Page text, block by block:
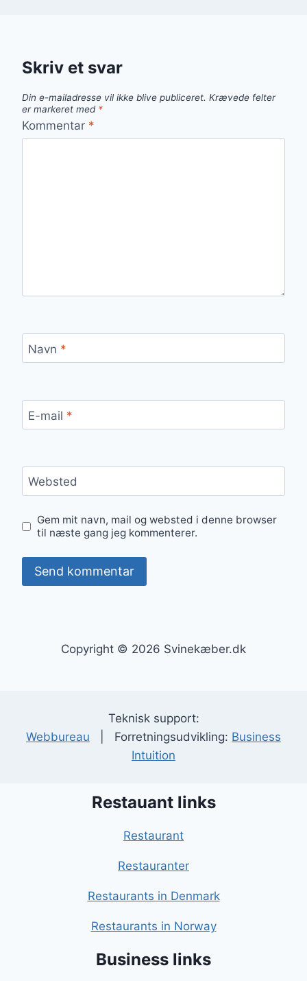
Skriv et svar
Din e-mailadresse vil ikke blive publiceret. Krævede felter
er markeret med *
Kommentar *
Navn *
E-mail *
Websted
Gem mit navn, mail og websted i denne browser
til næste gang jeg kommenterer.
Copyright © 2026 Svinekæber.dk
Teknisk support:
Webbureau | Forretningsudvikling: Business
Intuition
Restauant links
Restaurant
Restauranter
Restaurants in Denmark
Restaurants in Norway
Business links